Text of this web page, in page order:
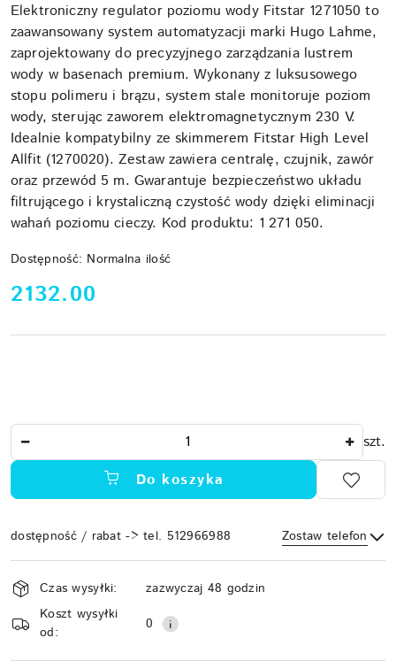
Elektroniczny regulator poziomu wody Fitstar 1271050 to
zaawansowany system automatyzacji marki Hugo Lahme,
zaprojektowany do precyzyjnego zarządzania lustrem
wody w basenach premium. Wykonany z luksusowego
stopu polimeru i brązu, system stale monitoruje poziom
wody, sterując zaworem elektromagnetycznym 230 V.
Idealnie kompatybilny ze skimmerem Fitstar High Level
Allfit (1270020). Zestaw zawiera centralę, czujnik, zawór
oraz przewód 5 m. Gwarantuje bezpieczeństwo układu
filtrującego i krystaliczną czystość wody dzięki eliminacji
wahań poziomu cieczy. Kod produktu: 1 271 050.
Dostępność: Normalna ilość
cena:
2132.00
szt.
Do koszyka
dostępność / rabat -> tel. 512966988 Zostaw telefon
Wyślij
Dostępność
i
dostawa
Czas wysyłki:
zazwyczaj 48 godzin
Koszt wysyłki
od:
0